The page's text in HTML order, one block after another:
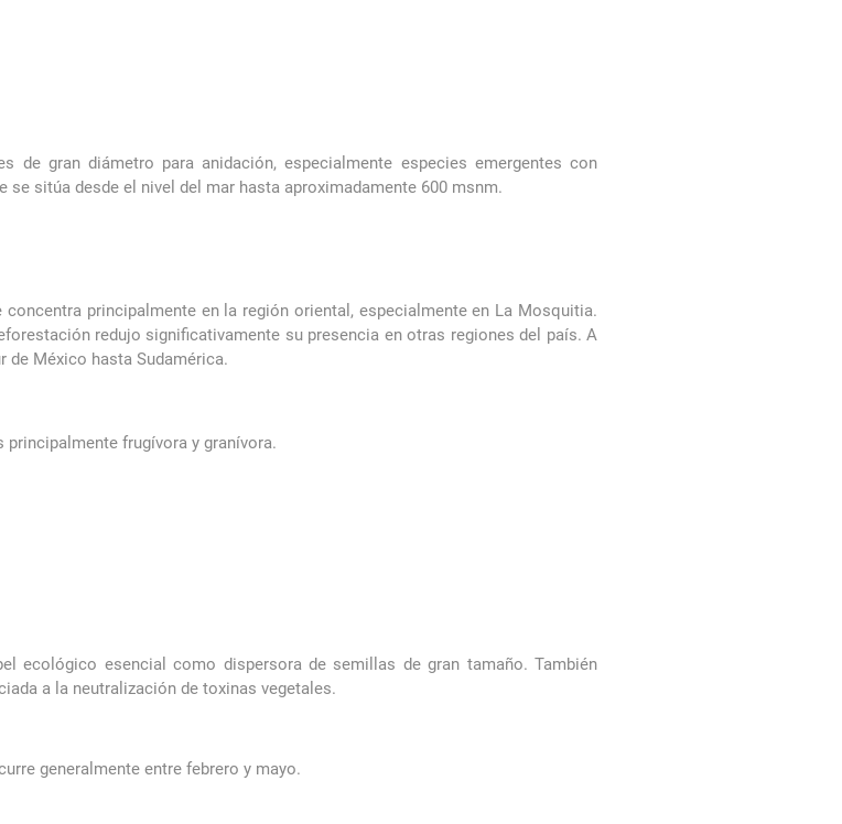
de gran diámetro para anidación, especialmente especies emergentes con
sitúa desde el nivel del mar hasta aproximadamente 600 msnm.
principalmente en la región oriental, especialmente en La Mosquitia.
redujo significativamente su presencia en otras regiones del país. A
de México hasta Sudamérica.
frugívora y granívora.
ecológico esencial como dispersora de semillas de gran tamaño. También
a la neutralización de toxinas vegetales.
generalmente entre febrero y mayo.